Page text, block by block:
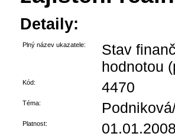
Detaily:
Plný název ukazatele:
Stav
hodnotou
Kód: 4470
Téma:
Platnost: